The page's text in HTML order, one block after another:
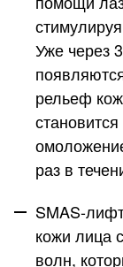
Уже через
рельеф
раз в
SMAS-
кожи лица
волн,